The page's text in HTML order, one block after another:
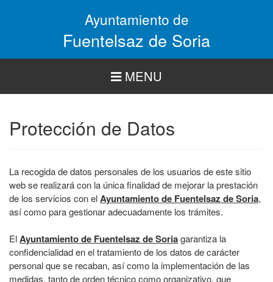
Ayuntamiento de
Fuentelsaz de Soria
MENU
Protección de Datos
La recogida de datos personales de los usuarios de este sitio
web se realizará con la única finalidad de mejorar la prestación
de los servicios con elAyuntamiento de Fuentelsaz de Soria,
así como para gestionar adecuadamente los trámites.
ElAyuntamiento de Fuentelsaz de Soriagarantiza la
confidencialidad en el tratamiento de los datos de carácter
personal que se recaban, así como la implementación de las
medidas, tanto de orden técnico como organizativo, que